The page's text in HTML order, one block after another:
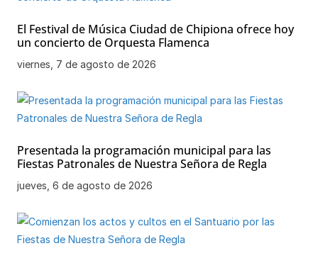
El Festival de Música Ciudad de Chipiona ofrece hoy
un concierto de Orquesta Flamenca
viernes, 7 de agosto de 2026
Presentada la programación municipal para las
Fiestas Patronales de Nuestra Señora de Regla
jueves, 6 de agosto de 2026